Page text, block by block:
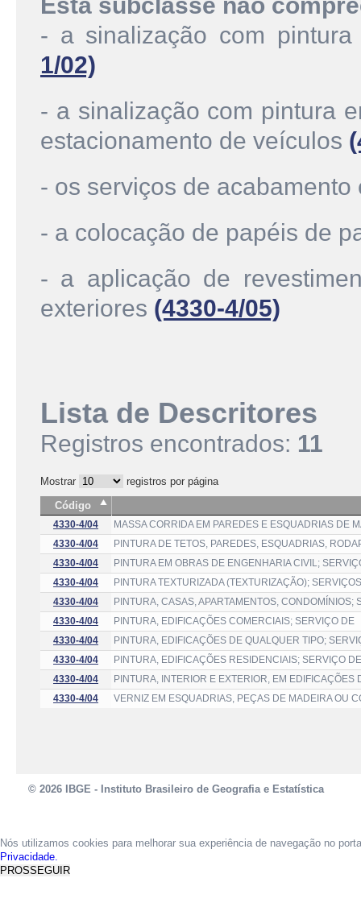
- a sinalização com
1/02)
- a sinalização com pintura
estacionamento de veículos
- os serviços de
- a colocação de papéis de
- a aplicação de
exteriores (4330-4/05)
Lista de Descritores
Registros encontrados: 11
Mostrar
registros por página
Código
4330-4/04
MASSA CORRIDA EM PAREDES E ESQUADRIAS DE
4330-4/04
PINTURA DE TETOS, PAREDES, ESQUADRIAS,
4330-4/04
PINTURA EM OBRAS DE ENGENHARIA CIVIL;
4330-4/04
PINTURA TEXTURIZADA (TEXTURIZAÇÃO);
4330-4/04
PINTURA, CASAS, APARTAMENTOS, CONDOMÍNIOS;
4330-4/04
PINTURA, EDIFICAÇÕES COMERCIAIS; SERVIÇO DE
4330-4/04
PINTURA, EDIFICAÇÕES DE QUALQUER TIPO;
4330-4/04
PINTURA, EDIFICAÇÕES RESIDENCIAIS; SERVIÇO DE
4330-4/04
PINTURA, INTERIOR E EXTERIOR, EM EDIFICAÇÕES
4330-4/04
VERNIZ EM ESQUADRIAS, PEÇAS DE MADEIRA OU
© 2026 IBGE - Instituto Brasileiro de Geografia e Estatística
Nós utilizamos cookies para melhorar sua experiência de navegação no
Privacidade.
PROSSEGUIR